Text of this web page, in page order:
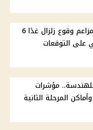
البحوث الفلكية تحسم مزاعم وقوع زلزال غدًا 6
التوقعات
و87.9% للهندسة.. مؤشرات